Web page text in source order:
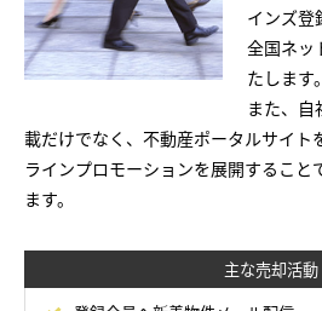
インズ登
全国ネッ
たします。
また、自
載だけでなく、不動産ポータルサイト
ラインプロモーションを展開すること
ます。
主な売却活動